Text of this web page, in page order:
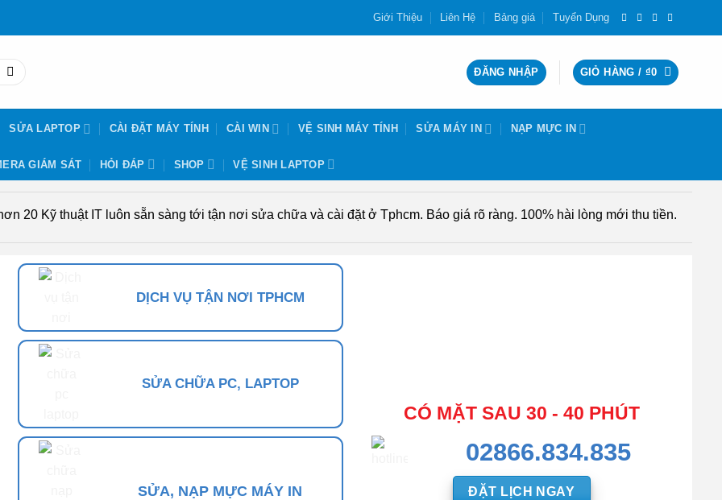
Giới Thiệu Liên Hệ Bảng giá Tuyển Dụng
ĐĂNG NHẬP GIỎ HÀNG / ₫0
SỬA LAPTOP CÀI ĐẶT MÁY TÍNH CÀI WIN VỆ SINH MÁY TÍNH SỬA MÁY IN NẠP MỰC IN
GIÁM SÁT HỎI ĐÁP SHOP VỆ SINH LAPTOP
20 Kỹ thuật IT luôn sẵn sàng tới tận nơi sửa chữa và cài đặt ở Tphcm. Báo giá rõ ràng. 100% hài lòng mới thu tiền.
DỊCH VỤ TẬN NƠI TPHCM
SỬA CHỮA PC, LAPTOP
SỬA, NẠP MỰC MÁY IN
CÓ MẶT SAU 30 - 40 PHÚT
02866.834.835
ĐẶT LỊCH NGAY